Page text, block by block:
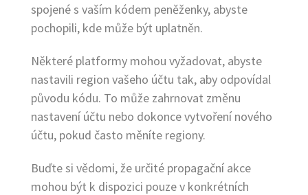
spojené s vaším kódem peněženky, abyste
pochopili, kde může být uplatněn.
Některé platformy mohou vyžadovat, abyste
nastavili region vašeho účtu tak, aby odpovídal
původu kódu. To může zahrnovat změnu
nastavení účtu nebo dokonce vytvoření nového
účtu, pokud často měníte regiony.
Buďte si vědomi, že určité propagační akce
mohou být k dispozici pouze v konkrétních